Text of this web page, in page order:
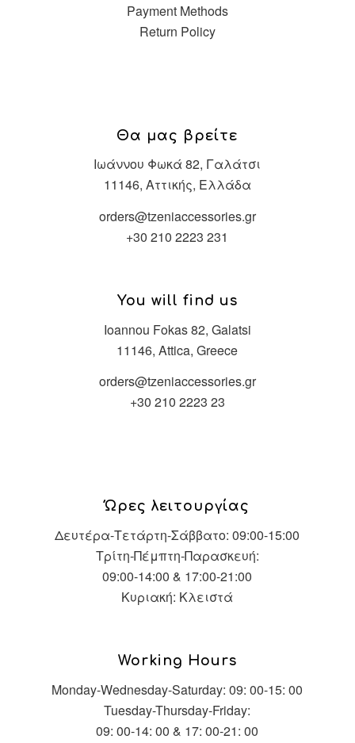
Payment Methods
Return Policy
Θα μας βρείτε
Ιωάννου Φωκά 82, Γαλάτσι
11146, Αττικής, Ελλάδα
orders@tzeniaccessories.gr
+30 210 2223 231
You will find us
Ioannou Fokas 82, Galatsi
11146, Attica, Greece
orders@tzeniaccessories.gr
+30 210 2223 23
Ώρες λειτουργίας
Δευτέρα-Τετάρτη-Σάββατο: 09:00-15:00
Τρίτη-Πέμπτη-Παρασκευή:
09:00-14:00 & 17:00-21:00
Κυριακή: Κλειστά
Working Hours
Monday-Wednesday-Saturday: 09: 00-15: 00
Tuesday-Thursday-Friday:
09: 00-14: 00 & 17: 00-21: 00